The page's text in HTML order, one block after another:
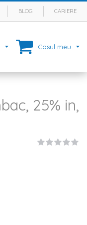
BLOG CARIERE
Cosul meu
25% in,